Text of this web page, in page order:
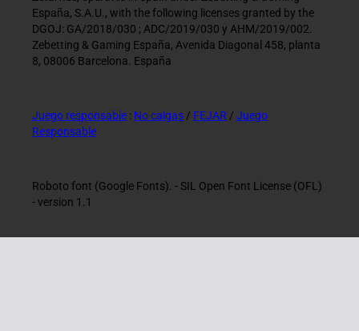
España, S.A.U., with the following licenses granted by the
DGOJ: GA/2018/030 ; ADC/2019/030 y AHM/2019/002.
Zebetting & Gaming España, Avenida Diagonal 458, planta
8, 08006 Barcelona. España
Juego responsable : No caigas / FEJAR / Juego
Responsable
Roboto font (Google Fonts). - SIL Open Font License (OFL)
- version 1.1